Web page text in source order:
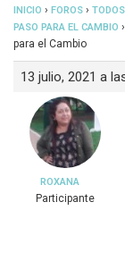
INICIO › FOROS ›
PASO PARA EL CAMBIO ›
para el Cambio
13 julio, 2021 a
ROXANA
Participante